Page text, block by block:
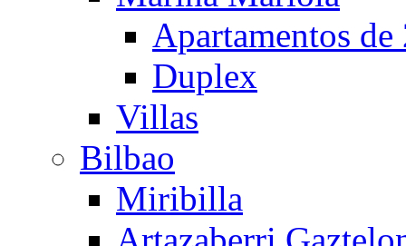
Apartamentos
Duplex
Villas
Bilbao
Miribilla